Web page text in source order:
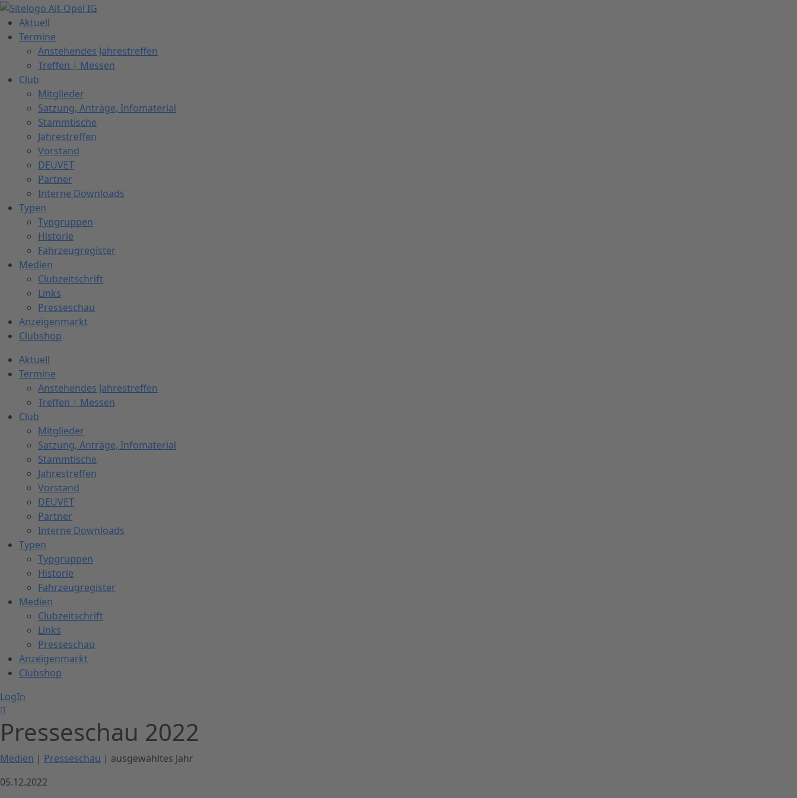
Zum
Inhalt
springen
Aktuell
Termine
Anstehendes Jahrestreffen
Treffen | Messen
Club
Mitglieder
Satzung, Anträge, Infomaterial
Stammtische
Jahrestreffen
Vorstand
DEUVET
Partner
Interne Downloads
Typen
Typgruppen
Historie
Fahrzeugregister
Medien
Clubzeitschrift
Links
Presseschau
Anzeigenmarkt
Clubshop
Aktuell
Termine
Anstehendes Jahrestreffen
Treffen | Messen
Club
Mitglieder
Satzung, Anträge, Infomaterial
Stammtische
Jahrestreffen
Vorstand
DEUVET
Partner
Interne Downloads
Typen
Typgruppen
Historie
Fahrzeugregister
Medien
Clubzeitschrift
Links
Presseschau
Anzeigenmarkt
Clubshop
LogIn
Presseschau 2022
Medien | Presseschau | ausgewähltes Jahr
05.12.2022